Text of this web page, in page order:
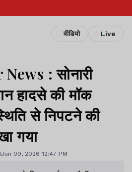
वीडियो Live
: सोनारी
हादसे की मॉक
से निपटने की
गया
Jun 09, 2026 12:47 PM